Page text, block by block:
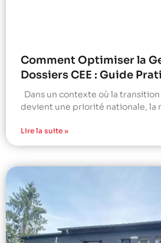
Comment Optimiser la
Dossiers CEE : Guide
Dans un contexte où la
devient une priorité nationale, la
Lire la suite »